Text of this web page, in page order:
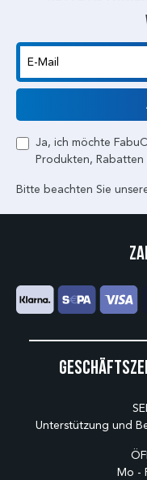
E-Mail
Ja, ich möchte
Produkten,
Bitte beachten Sie
Unterstützung und
Mo -